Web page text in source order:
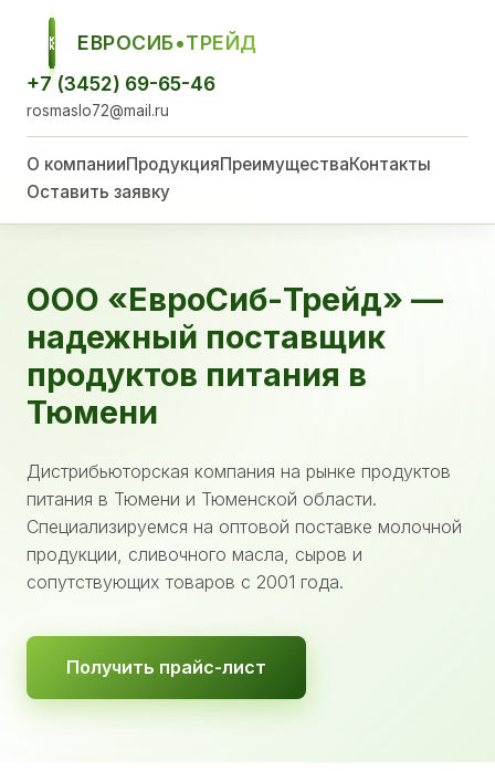
ЕСТ
ЕВРОСИБ•ТРЕЙД
+7 (3452) 69-65-46
rosmaslo72@mail.ru
О компанииПродукцияПреимуществаКонтакты
Оставить заявку
ООО «ЕвроСиб-Трейд» —
надежный поставщик
продуктов питания в
Тюмени
Дистрибьюторская компания на рынке продуктов
питания в Тюмени и Тюменской области.
Специализируемся на оптовой поставке молочной
продукции, сливочного масла, сыров и
сопутствующих товаров с 2001 года.
Получить прайс-лист